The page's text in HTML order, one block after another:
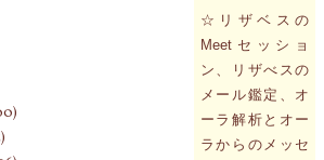
☆リザベスの
Meetセッショ
ン、リザべスの
メール鑑定、オ
ーラ解析とオー
ラからのメッセ